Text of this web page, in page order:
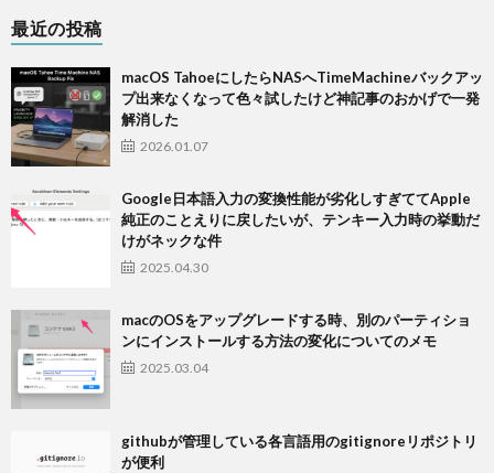
最近の投稿
macOS TahoeにしたらNASへTimeMachineバックアッ
プ出来なくなって色々試したけど神記事のおかげで一発
解消した
2026.01.07
Google日本語入力の変換性能が劣化しすぎててApple
純正のことえりに戻したいが、テンキー入力時の挙動だ
けがネックな件
2025.04.30
macのOSをアップグレードする時、別のパーティショ
ンにインストールする方法の変化についてのメモ
2025.03.04
githubが管理している各言語用のgitignoreリポジトリ
が便利